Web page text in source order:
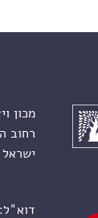
מכון
רחוב הרצל 234,
ישראל
דוא"ל: